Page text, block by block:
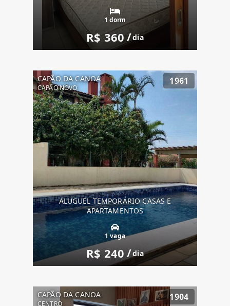
1 dorm
R$ 360 /dia
CAPÃO DA CANOA
CAPÃO NOVO
1961
ALUGUEL TEMPORÁRIO CASAS E
APARTAMENTOS
1 vaga
R$ 240 /dia
CAPÃO DA CANOA
CENTRO
1904